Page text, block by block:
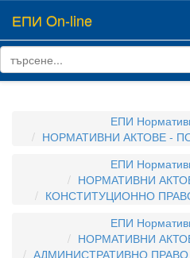
ЕПИ On-line
ЕПИ
НОРМАТИВНИ АКТОВЕ -
ЕПИ
НОРМАТИВНИ
КОНСТИТУЦИОННО
ЕПИ
НОРМАТИВНИ
АДМИНИСТРАТИВНО ПРАВО